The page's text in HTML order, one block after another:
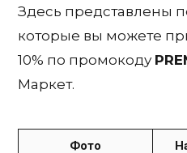
Здесь представлены
которые вы можете
10% по промокоду
Маркет.
Фото